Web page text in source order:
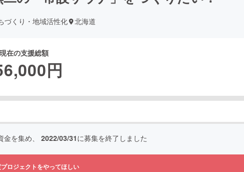
づくり・地域活性化 北海道
現在の支援総額
円
金を集め、 2022/03/31に募集を終了しました
ロジェクトをやってほしい